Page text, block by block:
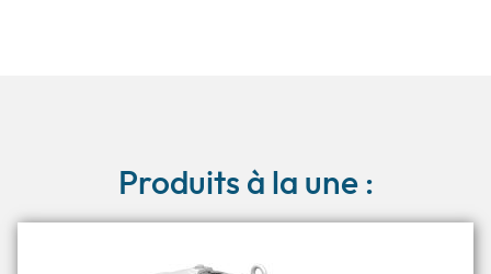
Produits à la une :